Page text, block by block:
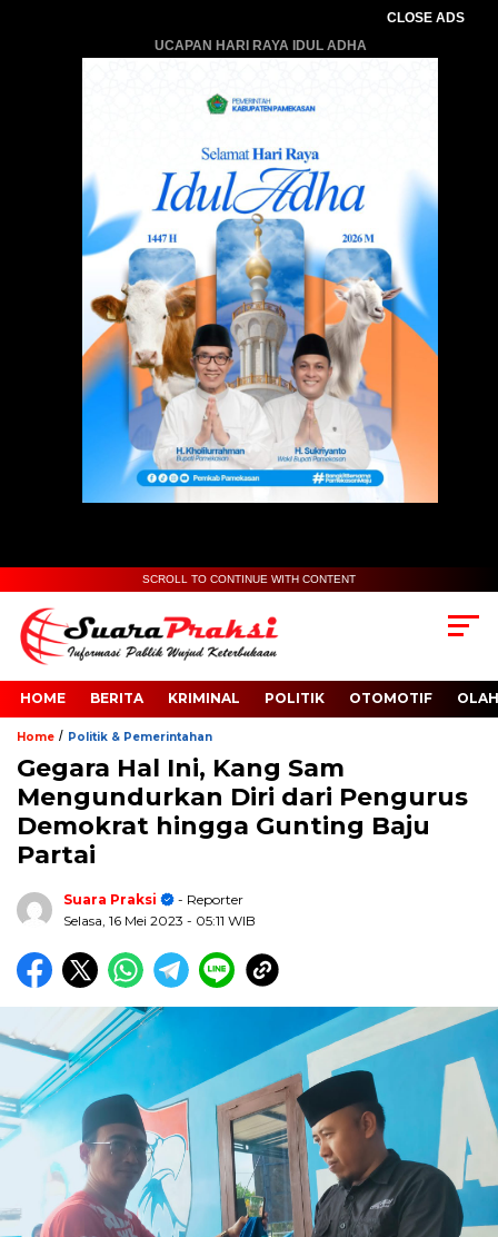
CLOSE ADS
UCAPAN HARI RAYA IDUL ADHA
SCROLL TO CONTINUE WITH CONTENT
HOME BERITA KRIMINAL POLITIK OTOMOTIF
Home / Politik & Pemerintahan
Gegara Hal Ini, Kang Sam
Mengundurkan Diri dari Pengurus
Demokrat hingga Gunting Baju
Partai
Suara Praksi
- Reporter
Selasa, 16 Mei 2023 - 05:11 WIB